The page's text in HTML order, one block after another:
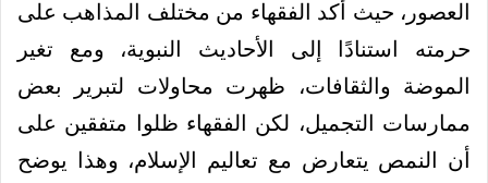
العصور، حيث أكد الفقهاء من مختلف المذاهب على
حرمته استنادًا إلى الأحاديث النبوية، ومع تغير
الموضة والثقافات، ظهرت محاولات لتبرير بعض
ممارسات التجميل، لكن الفقهاء ظلوا متفقين على
أن النمص يتعارض مع تعاليم الإسلام، وهذا يوضح